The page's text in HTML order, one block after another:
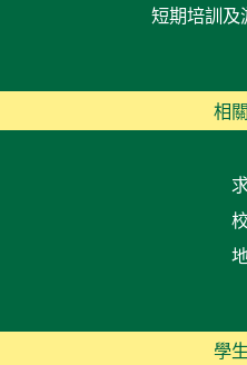
短期培訓及
相
學